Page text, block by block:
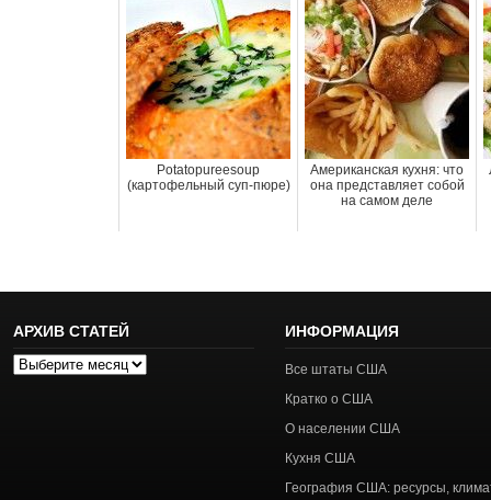
Potatopureesoup
(картофельный суп-пюре)
Американская кухня: что
она представляет собой
на самом деле
АРХИВ СТАТЕЙ
Архив
ИНФОРМАЦИЯ
Все штаты США
Кратко о США
О населении США
Кухня США
География США: ресурсы,